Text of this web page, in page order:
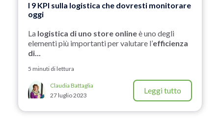
I 9 KPI sulla logistica che dovresti monitorare
oggi
La logistica di uno store onlineè uno degli
elementi più importanti per valutare l’efficienza
di...
5 minuti di lettura
Claudia Battaglia
27 luglio 2023
Leggi tutto